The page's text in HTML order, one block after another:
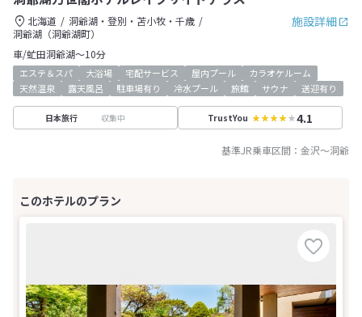
施設詳細
北海道
洞爺湖・登別・苫小牧・千歳
洞爺湖（洞爺湖町）
車/虻田洞爺湖～10分
エステ＆スパ 大浴場 宅配サービス 屋内プール
カラオケルーム
天然温泉
露天風呂 駐車場有り 冷水プール 旅館 サウナ 送迎有り
日本旅行 収集中 TrustYou 4.1
基準JR乗車区間： 金沢～洞爺